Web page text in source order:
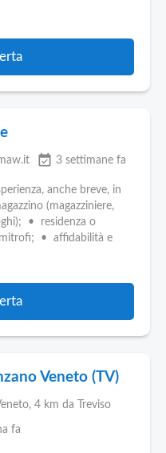
event_available 3 settimane fa
anche breve, in
(magazziniere,
• residenza o
• affidabilità e
Veneto (TV)
, 4 km da Treviso
fa